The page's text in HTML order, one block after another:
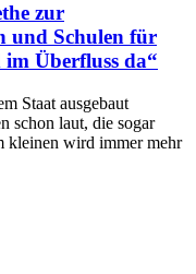
zur
und Schulen für
Überfluss da“
Staat ausgebaut
schon laut, die sogar
kleinen wird immer mehr